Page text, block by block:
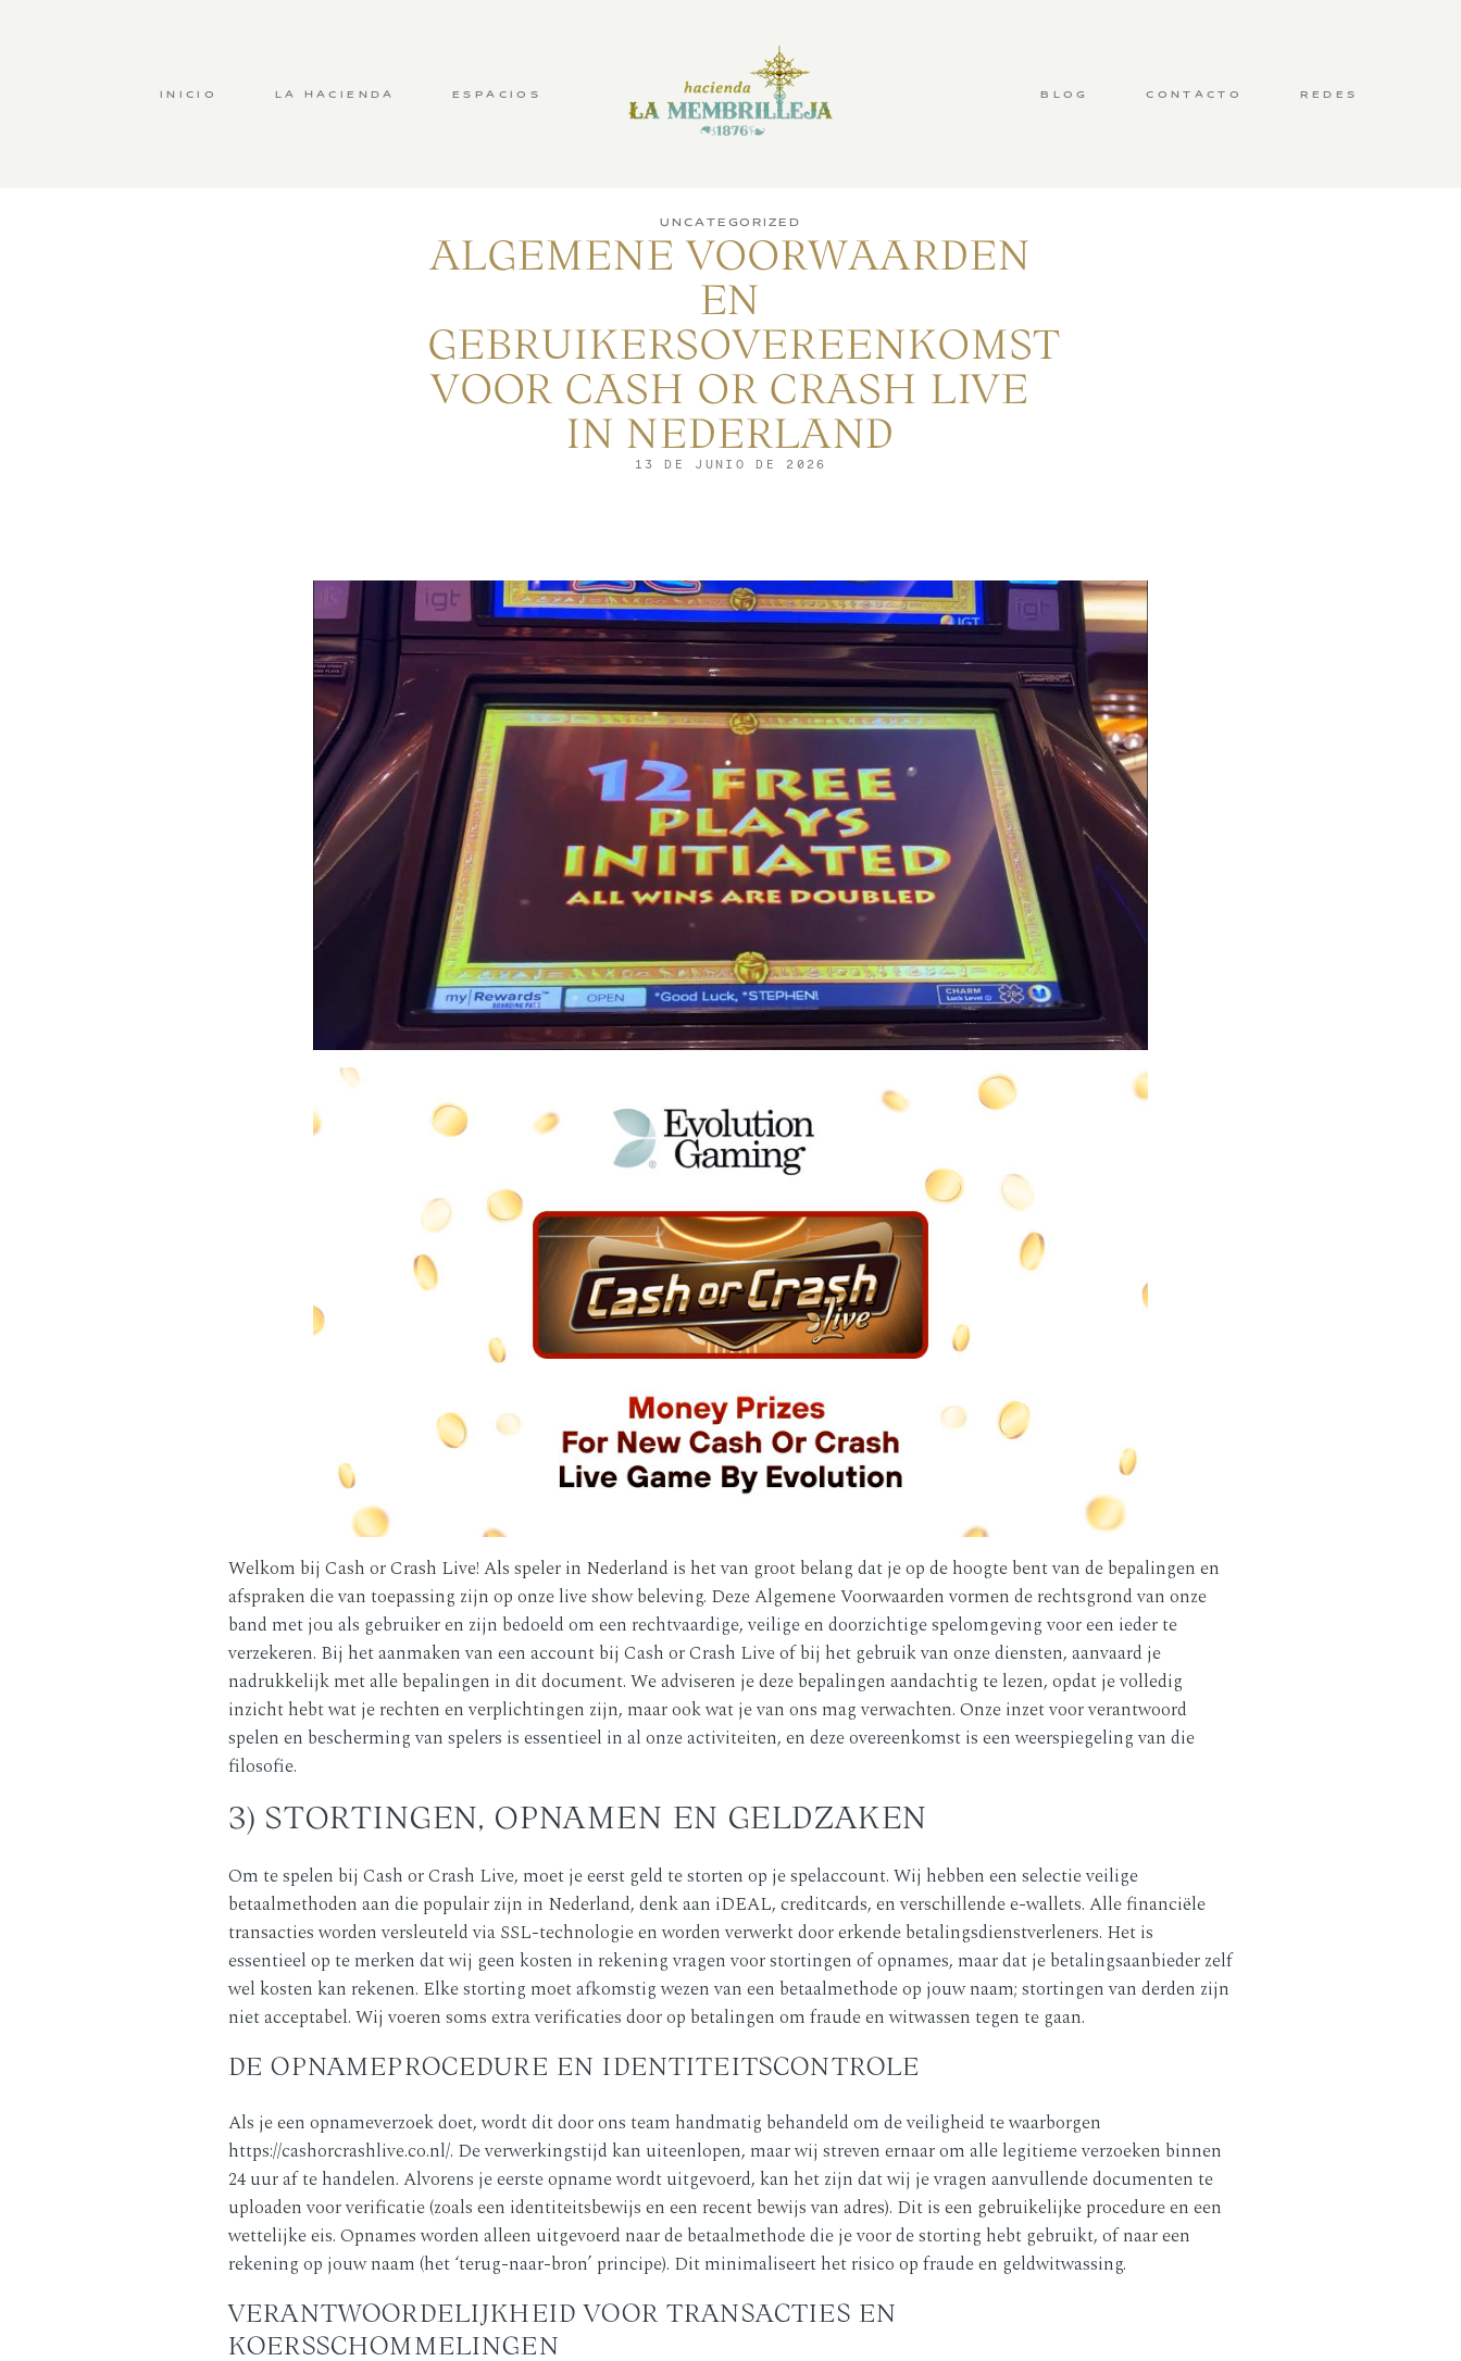
INICIO LA HACIENDA ESPACIOS BLOG CONTACTO REDES
UNCATEGORIZED
ALGEMENE VOORWAARDEN
EN
GEBRUIKERSOVEREENKOMST
VOOR CASH OR CRASH LIVE
IN NEDERLAND
13 DE JUNIO DE 2026
Welkom bij Cash or Crash Live! Als speler in Nederland is het van groot belang dat je op de hoogte bent van de bepalingen en
afspraken die van toepassing zijn op onze live show beleving. Deze Algemene Voorwaarden vormen de rechtsgrond van onze
band met jou als gebruiker en zijn bedoeld om een rechtvaardige, veilige en doorzichtige spelomgeving voor een ieder te
verzekeren. Bij het aanmaken van een account bij Cash or Crash Live of bij het gebruik van onze diensten, aanvaard je
nadrukkelijk met alle bepalingen in dit document. We adviseren je deze bepalingen aandachtig te lezen, opdat je volledig
inzicht hebt wat je rechten en verplichtingen zijn, maar ook wat je van ons mag verwachten. Onze inzet voor verantwoord
spelen en bescherming van spelers is essentieel in al onze activiteiten, en deze overeenkomst is een weerspiegeling van die
filosofie.
3) STORTINGEN, OPNAMEN EN GELDZAKEN
Om te spelen bij Cash or Crash Live, moet je eerst geld te storten op je spelaccount. Wij hebben een selectie veilige
betaalmethoden aan die populair zijn in Nederland, denk aan iDEAL, creditcards, en verschillende e-wallets. Alle financiële
transacties worden versleuteld via SSL-technologie en worden verwerkt door erkende betalingsdienstverleners. Het is
essentieel op te merken dat wij geen kosten in rekening vragen voor stortingen of opnames, maar dat je betalingsaanbieder zelf
wel kosten kan rekenen. Elke storting moet afkomstig wezen van een betaalmethode op jouw naam; stortingen van derden zijn
niet acceptabel. Wij voeren soms extra verificaties door op betalingen om fraude en witwassen tegen te gaan.
DE OPNAMEPROCEDURE EN IDENTITEITSCONTROLE
Als je een opnameverzoek doet, wordt dit door ons team handmatig behandeld om de veiligheid te waarborgen
https://cashorcrashlive.co.nl/. De verwerkingstijd kan uiteenlopen, maar wij streven ernaar om alle legitieme verzoeken binnen
24 uur af te handelen. Alvorens je eerste opname wordt uitgevoerd, kan het zijn dat wij je vragen aanvullende documenten te
uploaden voor verificatie (zoals een identiteitsbewijs en een recent bewijs van adres). Dit is een gebruikelijke procedure en een
wettelijke eis. Opnames worden alleen uitgevoerd naar de betaalmethode die je voor de storting hebt gebruikt, of naar een
rekening op jouw naam (het ‘terug-naar-bron’ principe). Dit minimaliseert het risico op fraude en geldwitwassing.
VERANTWOORDELIJKHEID VOOR TRANSACTIES EN
KOERSSCHOMMELINGEN